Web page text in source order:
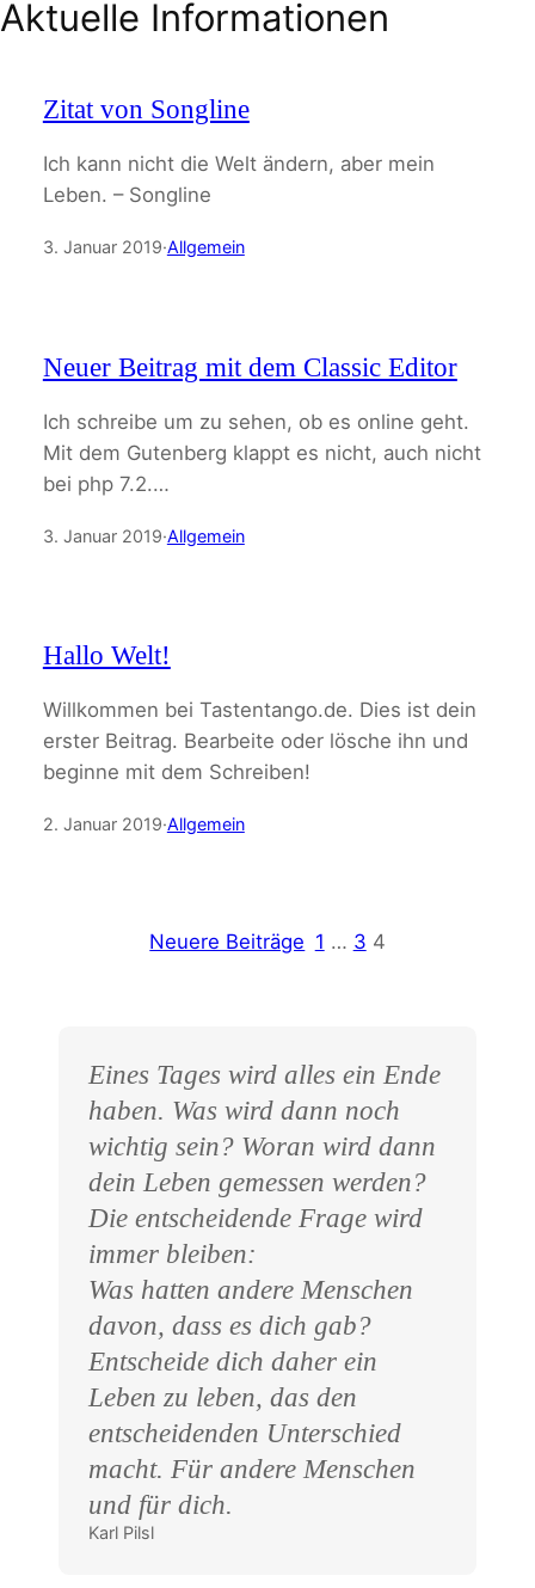
Aktuelle Informationen
Zitat von Songline
Ich kann nicht die Welt ändern, aber mein
Leben. – Songline
3. Januar 2019·Allgemein
Neuer Beitrag mit dem Classic Editor
Ich schreibe um zu sehen, ob es online geht.
Mit dem Gutenberg klappt es nicht, auch nicht
bei php 7.2.…
3. Januar 2019·Allgemein
Hallo Welt!
Willkommen bei Tastentango.de. Dies ist dein
erster Beitrag. Bearbeite oder lösche ihn und
beginne mit dem Schreiben!
2. Januar 2019·Allgemein
Neuere Beiträge 1 … 3 4
Eines Tages wird alles ein Ende
haben. Was wird dann noch
wichtig sein? Woran wird dann
dein Leben gemessen werden?
Die entscheidende Frage wird
immer bleiben:
Was hatten andere Menschen
davon, dass es dich gab?
Entscheide dich daher ein
Leben zu leben, das den
entscheidenden Unterschied
macht. Für andere Menschen
und für dich.
Karl Pilsl